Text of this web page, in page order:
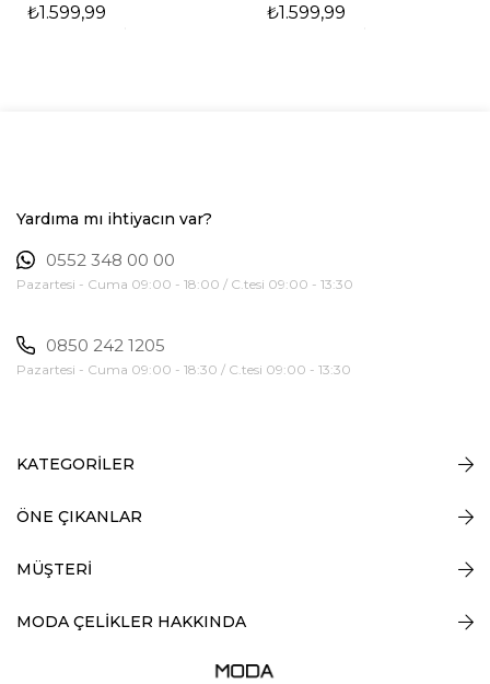
₺1.599,99 ₺1.599,99
Yardıma mı ihtiyacın var?
0552 348 00 00
Pazartesi - Cuma 09:00 - 18:00 / C.tesi 09:00 - 13:30
0850 242 1205
Pazartesi - Cuma 09:00 - 18:30 / C.tesi 09:00 - 13:30
KATEGORİLER
ÖNE ÇIKANLAR
MÜŞTERİ
MODA ÇELİKLER HAKKINDA